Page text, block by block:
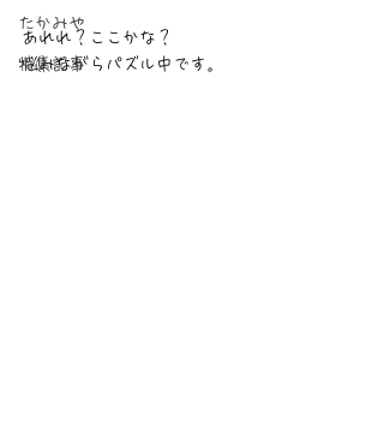
たかみや
特集記事
あれれ？ここかな？
悩みながらパズル中です。